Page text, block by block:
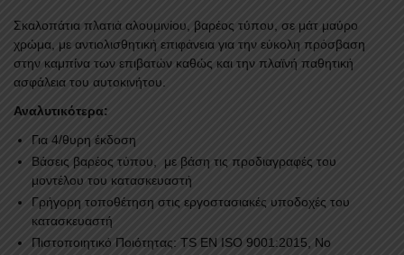
Σκαλοπάτια πλατιά αλουμινίου, βαρέος τύπου, σε μάτ μαύρο
χρώμα, με αντιολισθητική επιφάνεια για την εύκολη πρόσβαση
στην καμπίνα των επιβατών καθώς και την πλαϊνή παθητική
ασφάλεια του αυτοκινήτου.
Αναλυτικότερα:
Για 4/θυρη έκδοση
Βάσεις βαρέος τύπου, με βάση τις προδιαγραφές του
μοντέλου του κατασκευαστή
Γρήγορη τοποθέτηση στις εργοστασιακές υποδοχές του
κατασκευαστή
Πιστοποιητικό Ποιότητας: TS EN ISO 9001:2015, No